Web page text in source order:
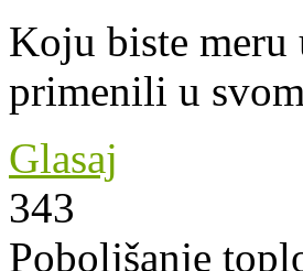
Koju biste meru
primenili u
Glasaj
343
Poboljšanje